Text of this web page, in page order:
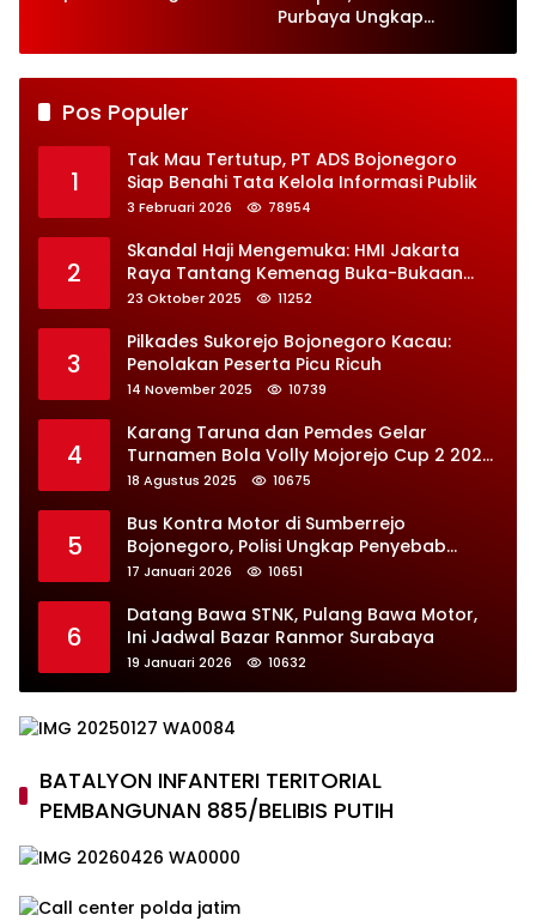
Purbaya Ungkap
besaran
Pos Populer
1
Tak Mau Tertutup, PT ADS Bojonegoro
Siap Benahi Tata Kelola Informasi Publik
3 Februari 2026 78954
2
Skandal Haji Mengemuka: HMI Jakarta
Raya Tantang Kemenag Buka-Bukaan
Soal Kontrak Syarekah Bermasalah
23 Oktober 2025 11252
3
Pilkades Sukorejo Bojonegoro Kacau:
Penolakan Peserta Picu Ricuh
14 November 2025 10739
4
Karang Taruna dan Pemdes Gelar
Turnamen Bola Volly Mojorejo Cup 2 2025,
Diikuti 28 Tim
18 Agustus 2025 10675
5
Bus Kontra Motor di Sumberrejo
Bojonegoro, Polisi Ungkap Penyebab
Kecelakaan
17 Januari 2026 10651
6
Datang Bawa STNK, Pulang Bawa Motor,
Ini Jadwal Bazar Ranmor Surabaya
19 Januari 2026 10632
BATALYON INFANTERI TERITORIAL
PEMBANGUNAN 885/BELIBIS PUTIH